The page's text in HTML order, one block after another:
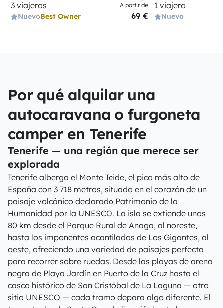
3 viajeros
NuevoBest Owner
A partir de
69 €
1 viajero
Nuevo
Por qué alquilar una
autocaravana o furgoneta
camper en Tenerife
Tenerife — una región que merece ser
explorada
Tenerife alberga el Monte Teide, el pico más alto de
España con 3 718 metros, situado en el corazón de un
paisaje volcánico declarado Patrimonio de la
Humanidad por la UNESCO. La isla se extiende unos
80 km desde el Parque Rural de Anaga, al noreste,
hasta los imponentes acantilados de Los Gigantes, al
oeste, ofreciendo una variedad de paisajes perfecta
para recorrer sobre ruedas. Desde las playas de arena
negra de Playa Jardín en Puerto de la Cruz hasta el
casco histórico de San Cristóbal de La Laguna — otro
sitio UNESCO — cada tramo depara algo diferente. El